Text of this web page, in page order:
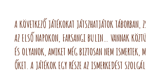
A KÖVETKEZŐ JÁTÉKOKAT JÁTSZHATJÁTOK
AZ ELSŐ NAPOKON, FARSANGI BULIN… VANNAK
ÉS OLYANOK, AMIKET MÉG BIZTOSAN NEM ISMERTEK,
ŐKET. A JÁTÉKOK EGY RÉSZE AZ ISMERKEDÉST